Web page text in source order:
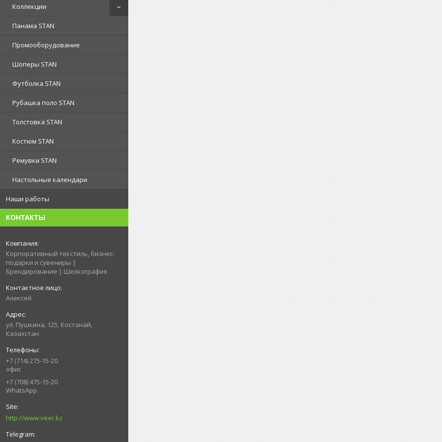
Коллекции
Панама STAN
Промооборудование
Шоперы STAN
Футболка STAN
Рубашка поло STAN
Толстовка STAN
Костюм STAN
Ремувки STAN
Настольные календари
Наши работы
КОНТАКТЫ
Корпоративный текстиль, бизнес-
подарки и сувениры |
Брендирование | Шелкография
Алексей
ул. Пушкина, 125, Костанай,
Казахстан
+7 (714) 275-15-20
офис
+7 (708) 475-15-20
WhatsApp
http://www.veer.kz